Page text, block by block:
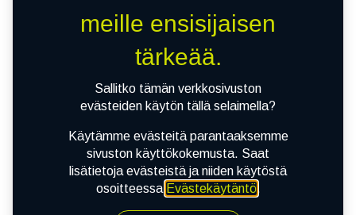
meille ensisijaisen
tärkeää.
Sallitko tämän verkkosivuston
evästeiden käytön tällä selaimella?
Käytämme evästeitä parantaaksemme
sivuston käyttökokemusta. Saat
lisätietoja evästeistä ja niiden käytöstä
osoitteessa Evästekäytäntö.